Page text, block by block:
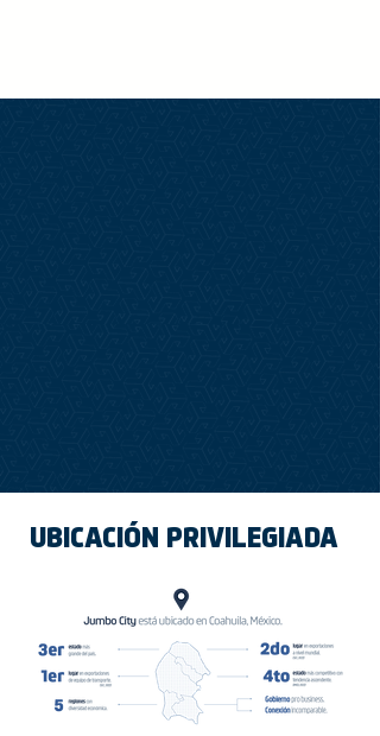
UBICACIÓN PRIVILEGIADA